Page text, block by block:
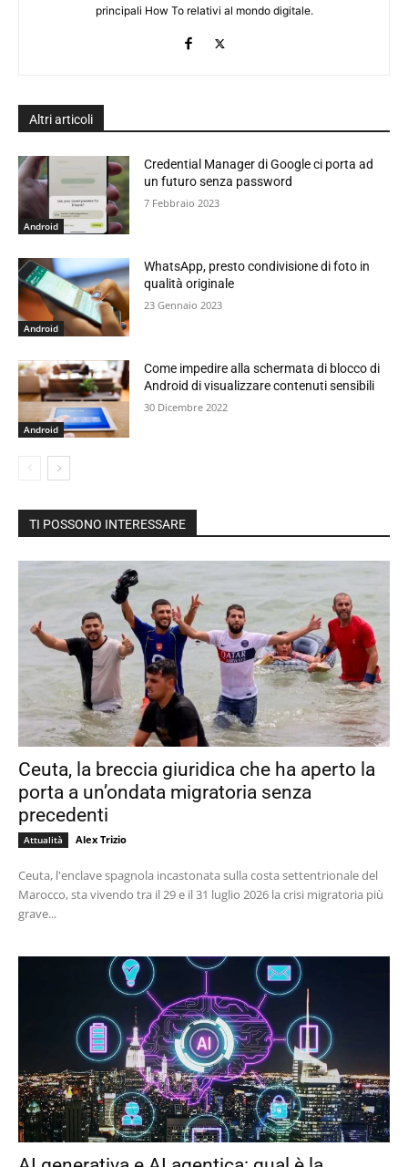
principali How To relativi al mondo digitale.
Altri articoli
Android
Credential Manager di Google ci porta ad
un futuro senza password
7 Febbraio 2023
Android
WhatsApp, presto condivisione di foto in
qualità originale
23 Gennaio 2023
Android
Come impedire alla schermata di blocco di
Android di visualizzare contenuti sensibili
30 Dicembre 2022
TI POSSONO INTERESSARE
Ceuta, la breccia giuridica che ha aperto la
porta a un’ondata migratoria senza
precedenti
Attualità Alex Trizio
Ceuta, l'enclave spagnola incastonata sulla costa settentrionale del
Marocco, sta vivendo tra il 29 e il 31 luglio 2026 la crisi migratoria più
grave...